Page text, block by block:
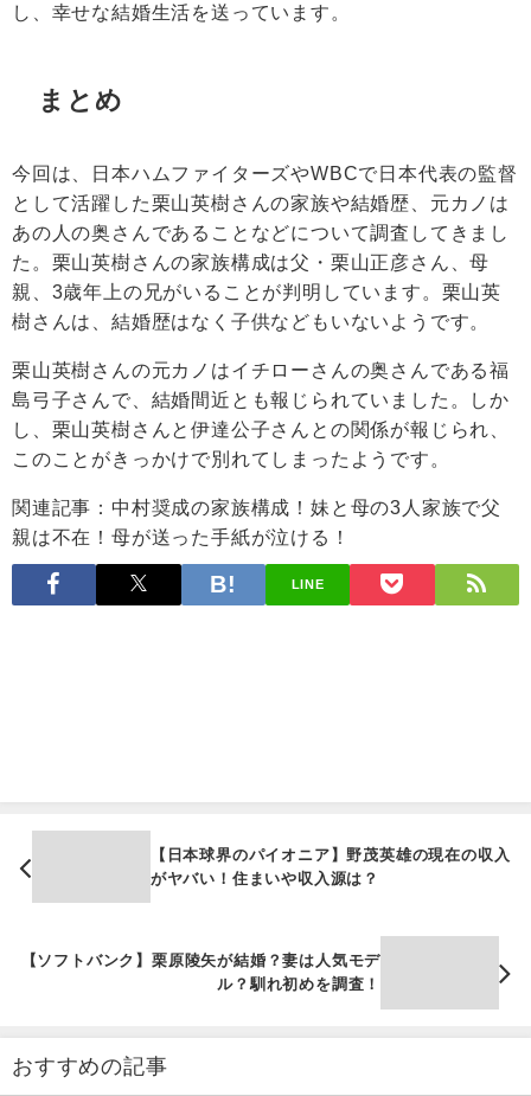
し、幸せな結婚生活を送っています。
まとめ
今回は、日本ハムファイターズやWBCで日本代表の監督
として活躍した栗山英樹さんの家族や結婚歴、元カノは
あの人の奥さんであることなどについて調査してきまし
た。栗山英樹さんの家族構成は父・栗山正彦さん、母
親、3歳年上の兄がいることが判明しています。栗山英
樹さんは、結婚歴はなく子供などもいないようです。
栗山英樹さんの元カノはイチローさんの奥さんである福
島弓子さんで、結婚間近とも報じられていました。しか
し、栗山英樹さんと伊達公子さんとの関係が報じられ、
このことがきっかけで別れてしまったようです。
関連記事： 中村奨成の家族構成！妹と母の3人家族で父
親は不在！母が送った手紙が泣ける！
LINE
【日本球界のパイオニア】野茂英雄の現在の収入
がヤバい！住まいや収入源は？
【ソフトバンク】栗原陵矢が結婚？妻は人気モデ
ル？馴れ初めを調査！
おすすめの記事